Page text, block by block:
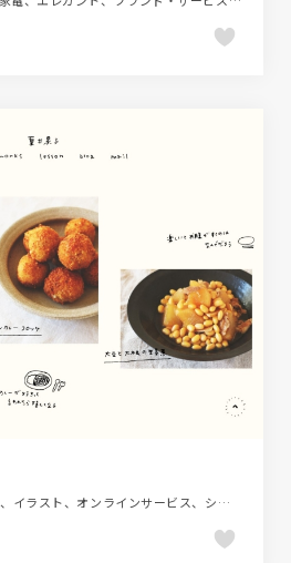
LP・特集ページ、かわいい、イラスト、オンラインサービス、シンプル、スクロールエフェクト、ナチュラル、ベージュ・ゴールド系、ポートフォリオ、モーション多め、大きめ写真、手書き・ハンドメイド、飲料・食品